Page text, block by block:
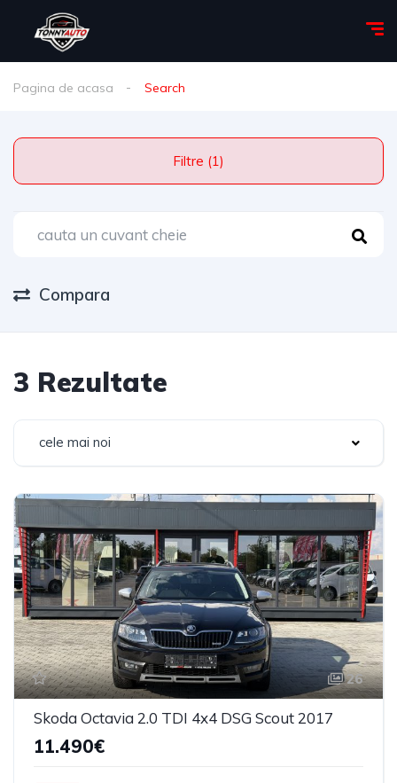
Pagina de acasa Search
Filtre (1)
Compara
3 Rezultate
cele mai noi
26
Skoda Octavia 2.0 TDI 4x4 DSG Scout 2017
11.490€